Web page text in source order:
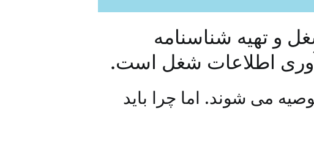
و تهیه شناسنامه
اطلاعات شغل است.
می شوند. اما چرا باید